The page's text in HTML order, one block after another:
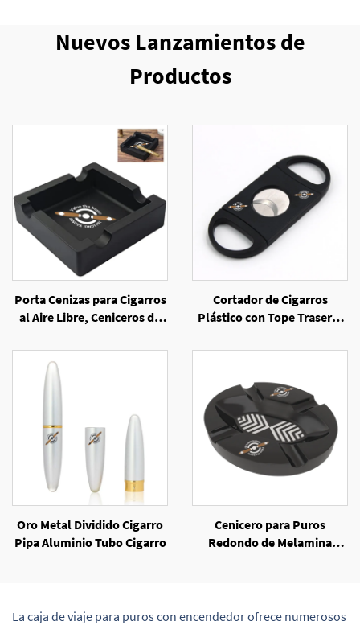
Nuevos Lanzamientos de
Productos
Porta Cenizas para Cigarros
al Aire Libre, Ceniceros de
Porta Cigarros
Cortador de Cigarros
Plástico con Tope Trasero,
Oro Metal Dividido Cigarro
Pipa Aluminio Tubo Cigarro
Cenicero para Puros
Redondo de Melamina
La caja de viaje para puros con encendedor ofrece numerosos